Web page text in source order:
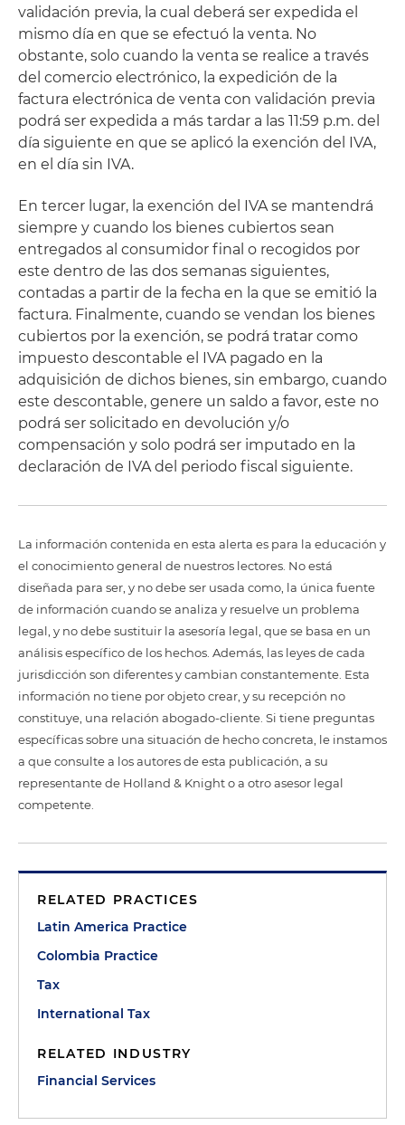
validación previa, la cual deberá ser expedida el
mismo día en que se efectuó la venta. No
obstante, solo cuando la venta se realice a través
del comercio electrónico, la expedición de la
factura electrónica de venta con validación previa
podrá ser expedida a más tardar a las 11:59 p.m. del
día siguiente en que se aplicó la exención del IVA,
en el día sin IVA.
En tercer lugar, la exención del IVA se mantendrá
siempre y cuando los bienes cubiertos sean
entregados al consumidor final o recogidos por
este dentro de las dos semanas siguientes,
contadas a partir de la fecha en la que se emitió la
factura. Finalmente, cuando se vendan los bienes
cubiertos por la exención, se podrá tratar como
impuesto descontable el IVA pagado en la
adquisición de dichos bienes, sin embargo, cuando
este descontable, genere un saldo a favor, este no
podrá ser solicitado en devolución y/o
compensación y solo podrá ser imputado en la
declaración de IVA del periodo fiscal siguiente.
La información contenida en esta alerta es para la educación y
el conocimiento general de nuestros lectores. No está
diseñada para ser, y no debe ser usada como, la única fuente
de información cuando se analiza y resuelve un problema
legal, y no debe sustituir la asesoría legal, que se basa en un
análisis específico de los hechos. Además, las leyes de cada
jurisdicción son diferentes y cambian constantemente. Esta
información no tiene por objeto crear, y su recepción no
constituye, una relación abogado-cliente. Si tiene preguntas
específicas sobre una situación de hecho concreta, le instamos
a que consulte a los autores de esta publicación, a su
representante de Holland & Knight o a otro asesor legal
competente.
RELATED PRACTICES
Latin America Practice
Colombia Practice
Tax
International Tax
RELATED INDUSTRY
Financial Services